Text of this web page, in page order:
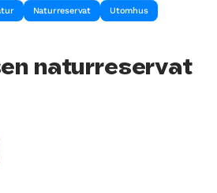
Naturreservat Utomhus
naturreservat